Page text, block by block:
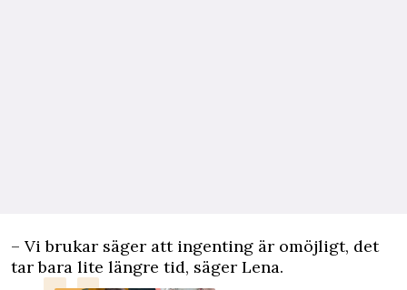
– Vi brukar säger att ingenting är omöjligt, det
tar bara lite längre tid, säger Lena.